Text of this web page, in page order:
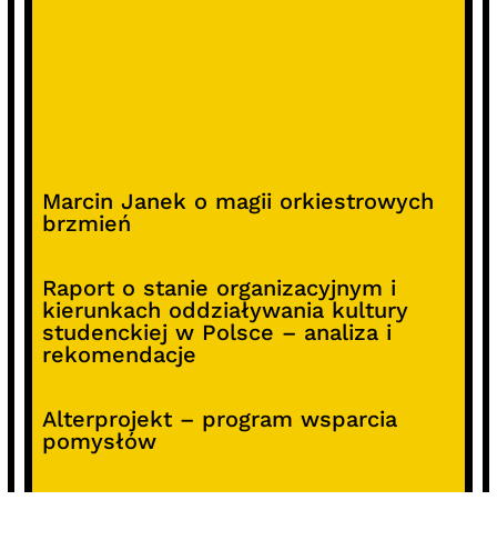
Marcin Janek o magii orkiestrowych
brzmień
Raport o stanie organizacyjnym i
kierunkach oddziaływania kultury
studenckiej w Polsce – analiza i
rekomendacje
Alterprojekt – program wsparcia
pomysłów